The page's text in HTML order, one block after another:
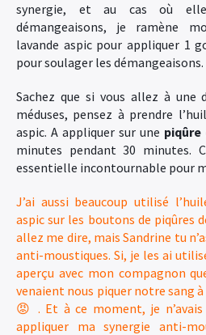
synergie, et au cas où
démangeaisons, je ramène
lavande aspic pour appliquer 1
pour soulager les démangeaisons.
Sachez que si vous allez à
méduses, pensez à prendre
aspic. A appliquer sur une piqûre
minutes pendant 30 minutes.
essentielle incontournable pour
J’ai aussi beaucoup utilisé
aspic sur les boutons de piqûres
allez me dire, mais Sandrine tu
anti-moustiques. Si, je les ai
aperçu avec mon compagnon
venaient nous piquer notre sang
😡 . Et à ce moment, je
appliquer ma synergie anti-